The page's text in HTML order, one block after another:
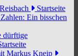
Startseite
Ein bisschen
dürftige
Markus Kneip